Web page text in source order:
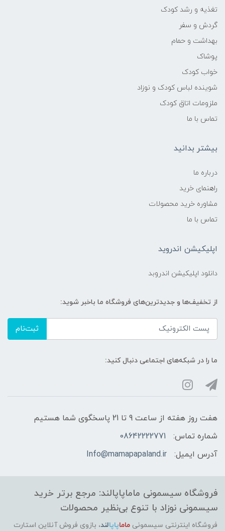
تغذیه و رشد کودک
گردش و سفر
بهداشت و حمام
پوشاک
خواب کودک
شوینده لباس کودک و نوزاد
ملزومات اتاق کودک
تماس با ما
بیشتر بدانید
درباره ما
راهنمای خرید
مشاوره خرید محصولات
تماس با ما
اپلیکیشن اندروید
دانلود اپلیکیشن اندروبد
از تخفیف‌ها و جدیدترین‌های فروشگاه ما باخبر شوید:
ثبت‌نام
ما را در شبکه‌های اجتماعی دنبال کنید:
هفت روز هفته از ساعت 9 تا 21 پاسخگوی شما هستیم
شماره تماس:
08642222771
آدرس ایمیل:
Info@mamapapaland.ir
فروشگاه سیسمونی ماماپاپالند: مرجع برتر خرید
سیسمونی نوزاد با تنوع بی‌نظیر محصولات
فروشگاه اینترنتی سیسمونی ماماپاپالند، بازوی فروش آنلاین استارت